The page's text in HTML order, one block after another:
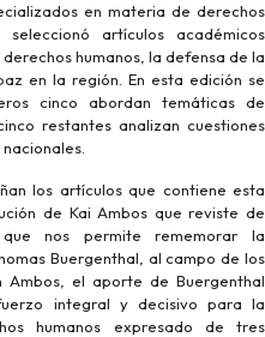
en materia de derechos
artículos académicos
humanos, la defensa de la
en la región. En esta edición se
cinco abordan temáticas de
restantes analizan cuestiones
de Kai Ambos que reviste de
nos permite rememorar la
Buergenthal, al campo de los
Ambos, el aporte de Buergenthal
integral y decisivo para la
humanos expresado de tres